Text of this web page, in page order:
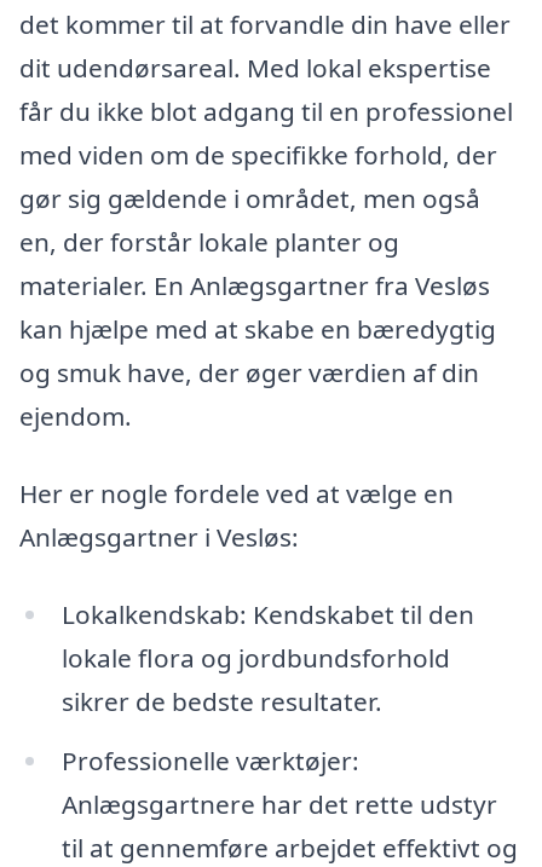
det kommer til at forvandle din have eller
dit udendørsareal. Med lokal ekspertise
får du ikke blot adgang til en professionel
med viden om de specifikke forhold, der
gør sig gældende i området, men også
en, der forstår lokale planter og
materialer. En Anlægsgartner fra Vesløs
kan hjælpe med at skabe en bæredygtig
og smuk have, der øger værdien af din
ejendom.
Her er nogle fordele ved at vælge en
Anlægsgartner i Vesløs:
Lokalkendskab: Kendskabet til den
lokale flora og jordbundsforhold
sikrer de bedste resultater.
Professionelle værktøjer:
Anlægsgartnere har det rette udstyr
til at gennemføre arbejdet effektivt og